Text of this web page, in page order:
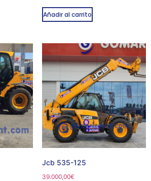
Añadir al carrito
Jcb 535-125
39.000,00€